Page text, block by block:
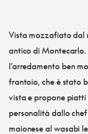
Vista mozzafiato dal
antico di Montecarlo.
l’arredamento ben
frantoio, che è stato
vista e propone
personalità dallo
maionese al wasabi